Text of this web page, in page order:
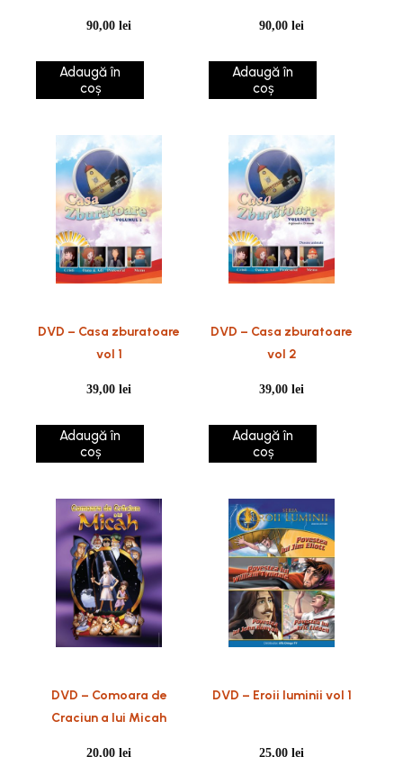
90,00lei
Adaugă în
coș
90,00lei
Adaugă în
coș
DVD – Casa zburatoare
vol 1
39,00lei
Adaugă în
coș
DVD – Casa zburatoare
vol 2
39,00lei
Adaugă în
coș
DVD – Comoara de
Craciun a lui Micah
20,00lei
DVD – Eroii luminii vol 1
25,00lei